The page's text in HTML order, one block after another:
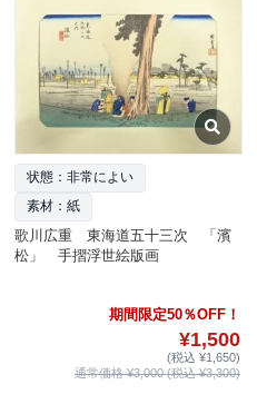
状態：非常によい
素材：紙
歌川広重 東海道五十三次 「濱
松」 手摺浮世絵版画
期間限定50％OFF！
¥1,500
(税込 ¥1,650)
通常価格 ¥3,000 (税込 ¥3,300)